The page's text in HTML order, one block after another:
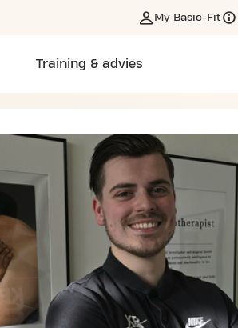
My Basic-Fit
Training & advies